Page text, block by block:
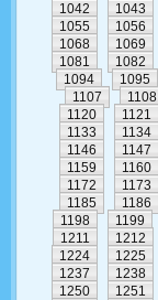
1042
1043
1055
1056
1068
1069
1081
1082
1094
1095
1107
1108
1120
1121
1133
1134
1146
1147
1159
1160
1172
1173
1185
1186
1198
1199
1211
1212
1224
1225
1237
1238
1250
1251